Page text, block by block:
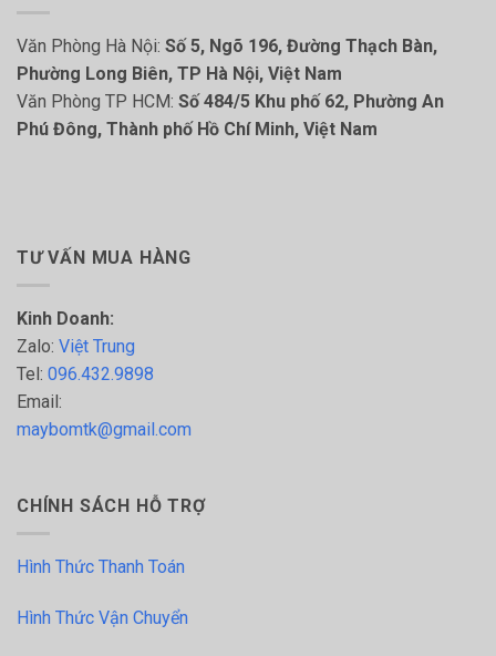
Văn Phòng Hà Nội: Số 5, Ngõ 196, Đường Thạch Bàn,
Phường Long Biên, TP Hà Nội, Việt Nam
Văn Phòng TP HCM: Số 484/5 Khu phố 62, Phường An
Phú Đông, Thành phố Hồ Chí Minh, Việt Nam
TƯ VẤN MUA HÀNG
Kinh Doanh:
Zalo: Việt Trung
Tel: 096.432.9898
Email:
maybomtk@gmail.com
CHÍNH SÁCH HỖ TRỢ
Hình Thức Thanh Toán
Hình Thức Vận Chuyển